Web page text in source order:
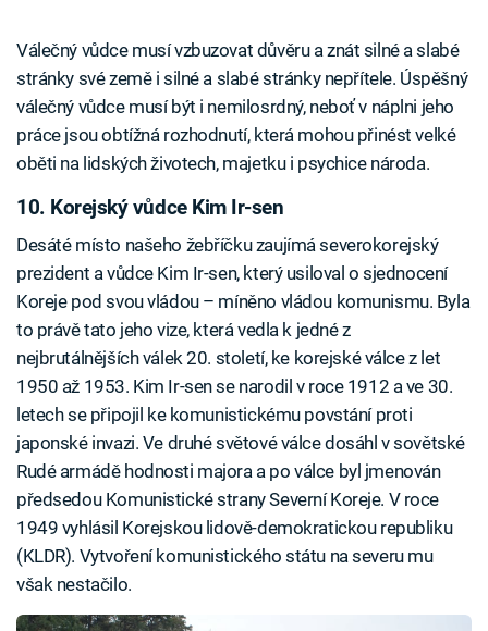
Válečný vůdce musí vzbuzovat důvěru a znát silné a slabé
stránky své země i silné a slabé stránky nepřítele. Úspěšný
válečný vůdce musí být i nemilosrdný, neboť v náplni jeho
práce jsou obtížná rozhodnutí, která mohou přinést velké
oběti na lidských životech, majetku i psychice národa.
10. Korejský vůdce Kim Ir-sen
Desáté místo našeho žebříčku zaujímá severokorejský
prezident a vůdce Kim Ir-sen, který usiloval o sjednocení
Koreje pod svou vládou – míněno vládou komunismu. Byla
to právě tato jeho vize, která vedla k jedné z
nejbrutálnějších válek 20. století, ke korejské válce z let
1950 až 1953. Kim Ir-sen se narodil v roce 1912 a ve 30.
letech se připojil ke komunistickému povstání proti
japonské invazi. Ve druhé světové válce dosáhl v sovětské
Rudé armádě hodnosti majora a po válce byl jmenován
předsedou Komunistické strany Severní Koreje. V roce
1949 vyhlásil Korejskou lidově-demokratickou republiku
(KLDR). Vytvoření komunistického státu na severu mu
však nestačilo.